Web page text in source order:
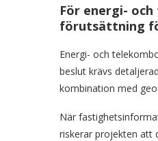
För energi-
förutsättning
Energi- och
beslut krävs
kombination med
När
riskerar projekten att